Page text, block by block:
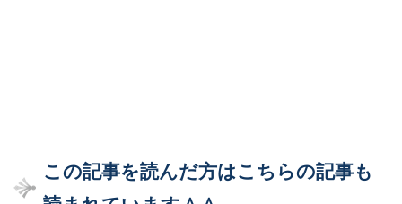
この記事を読んだ方はこちらの記事も